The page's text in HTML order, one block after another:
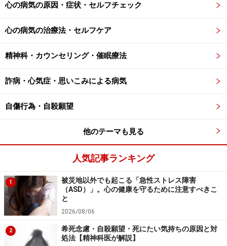
心の病気の原因・症状・セルフチェック
心の病気の治療法・セルフケア
精神科・カウンセリング・催眠療法
詐病・心気症・思いこみによる病気
自傷行為・自殺願望
他のテーマも見る
人気記事ランキング
1
被災地以外でも起こる「急性ストレス障害
（ASD）」。心の健康を守るために注意すべきこ
と
2026/08/06
2
希死念慮・自殺願望・死にたい気持ちの原因と対
処法【精神科医が解説】